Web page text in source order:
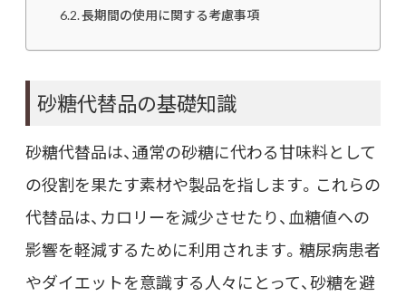
長期間の使用に関する考慮事項
砂糖代替品の基礎知識
砂糖代替品は、通常の砂糖に代わる甘味料として
の役割を果たす素材や製品を指します。これらの
代替品は、カロリーを減少させたり、血糖値への
影響を軽減するために利用されます。糖尿病患者
やダイエットを意識する人々にとって、砂糖を避